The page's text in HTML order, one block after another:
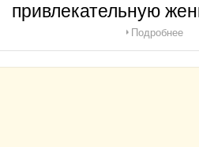
привлекательную
Подробнее